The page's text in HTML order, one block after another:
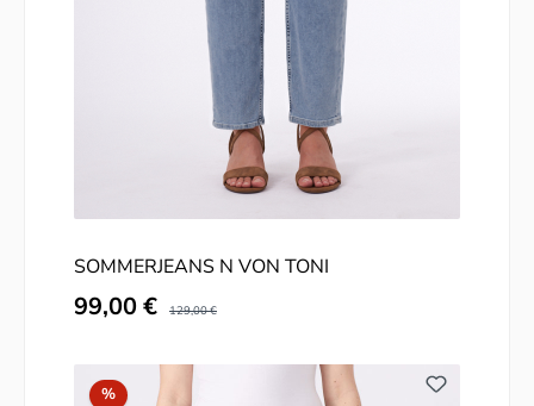
SOMMERJEANS N VON TONI
Verkaufspreis:
99,00 € Regulärer Preis:
129,00 €
%Rabatt